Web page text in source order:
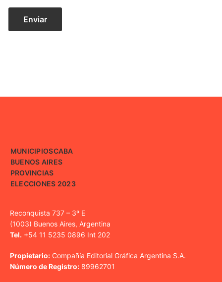
MUNICIPIOSCABA
BUENOS AIRES
PROVINCIAS
ELECCIONES 2023
Reconquista 737 – 3º E
(1003) Buenos Aires, Argentina
Tel. +54 11 5235 0896 Int 202
Propietario: Compañía Editorial Gráfica Argentina S.A.
Número de Registro: 89962701